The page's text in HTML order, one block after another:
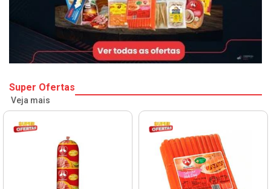
Super Ofertas
Veja mais